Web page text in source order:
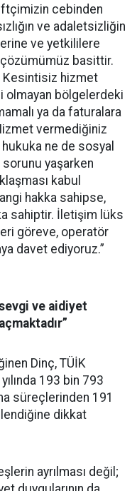
cebinden
ve adaletsizliğin
ve yetkililere
basittir.
Kesintisiz hizmet
olmayan bölgelerdeki
ya da faturalara
vermediğiniz
ne de sosyal
yaşarken
kabul
hakka sahipse,
sahiptir. İletişim lüks
göreve, operatör
davet ediyoruz.”
ve aidiyet
Dinç, TÜİK
193 bin 793
süreçlerinden 191
dikkat
ayrılması değil;